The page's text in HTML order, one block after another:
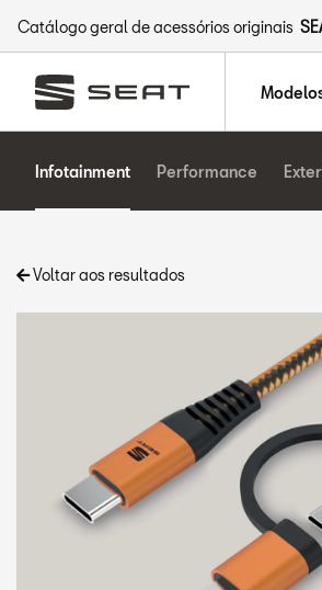
Catálogo geral de acessórios originais
Infotainment Performance
Voltar aos resultados